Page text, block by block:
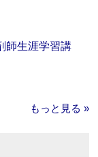
師生涯学習講
もっと見る »